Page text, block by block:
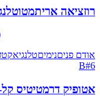
רוזציאה
אודם פניםנימים
B#6
אטופיק דרמטיטיס קל-